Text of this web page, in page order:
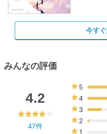
今す
みんなの評価
4.2
47件
5
4
3
2
1